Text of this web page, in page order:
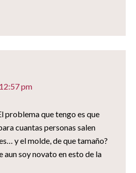
pm
problema que tengo es que
cuantas personas salen
y el molde, de que tamaño?
aun soy novato en esto de la